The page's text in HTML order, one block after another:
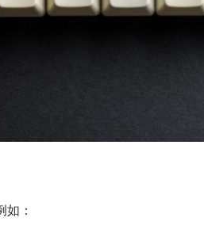
：